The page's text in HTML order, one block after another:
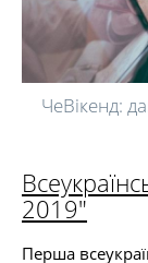
ЧеВікенд:
2019"
Перша